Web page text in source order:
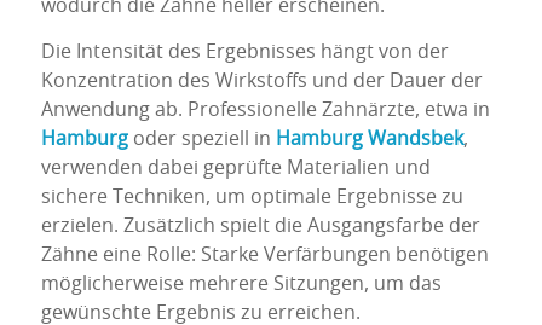
wodurch die Zähne heller erscheinen.
Die Intensität des Ergebnisses hängt von der
Konzentration des Wirkstoffs und der Dauer der
Anwendung ab. Professionelle Zahnärzte, etwa in
Hamburgoder speziell in Hamburg Wandsbek,
verwenden dabei geprüfte Materialien und
sichere Techniken, um optimale Ergebnisse zu
erzielen. Zusätzlich spielt die Ausgangsfarbe der
Zähne eine Rolle: Starke Verfärbungen benötigen
möglicherweise mehrere Sitzungen, um das
gewünschte Ergebnis zu erreichen.